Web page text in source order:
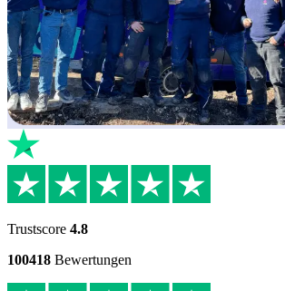
Trustscore 4.8
100418 Bewertungen